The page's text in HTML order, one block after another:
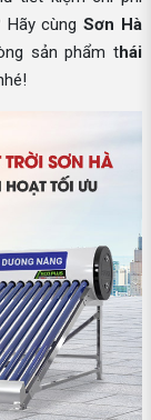
Hãy cùngSơn Hà
sản phẩm thái